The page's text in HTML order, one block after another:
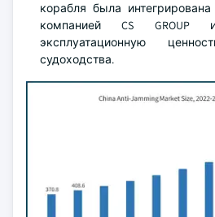
корабля была
компанией CS
эксплуатационную
судоходства.